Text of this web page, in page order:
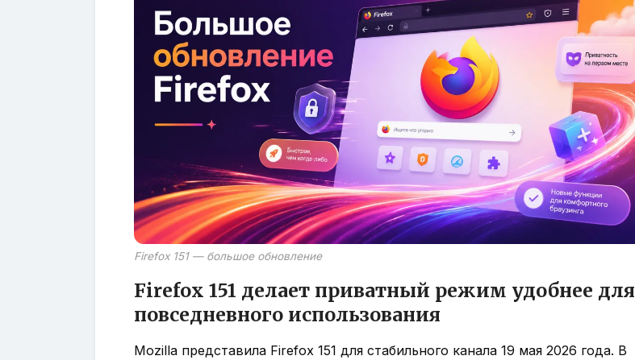
Firefox 151 — большое обновление
Firefox 151 делает приватный режим удобнее для
повседневного использования
Mozilla представила Firefox 151 для стабильного канала 19 мая 2026 года. В